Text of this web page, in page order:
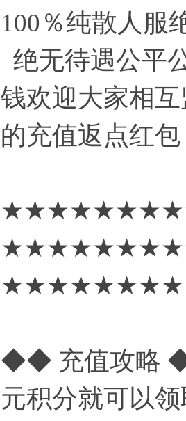
100％纯散人服
绝无待遇公平
钱欢迎大家相
的充值返点红
★★★★★★★★
◆◆ 充值攻略
元积分就可以